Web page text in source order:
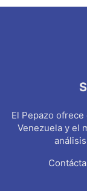
El Pepazo
Venezuela y el